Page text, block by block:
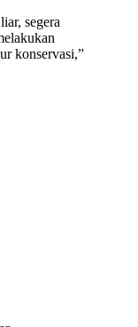
segera
konservasi,”